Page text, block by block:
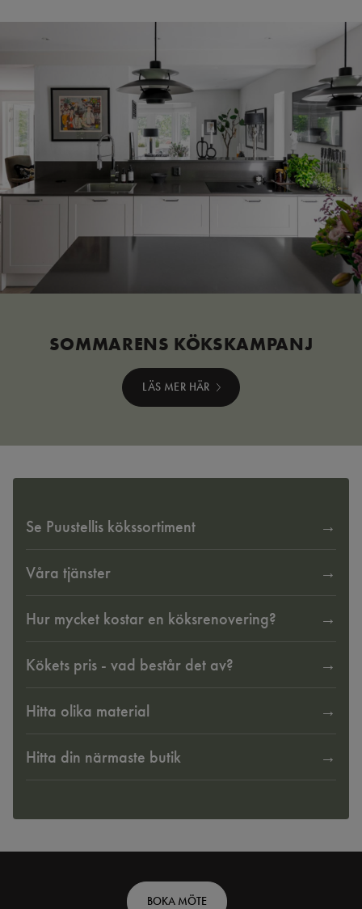
SOMMARENS KÖKSKAMPANJ
LÄS MER HÄR
Se Puustellis kökssortiment
Våra tjänster
Hur mycket kostar en köksrenovering?
Kökets pris - vad består det av?
Hitta olika material
Hitta din närmaste butik
BOKA MÖTE